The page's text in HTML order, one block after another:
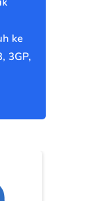
ke
3GP,